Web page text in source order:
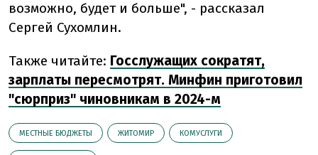
возможно, будет и больше", - рассказал
Сергей Сухомлин.
Также читайте: Госслужащих сократят,
зарплаты пересмотрят. Минфин приготовил
"сюрприз" чиновникам в 2024-м
МЕСТНЫЕ БЮДЖЕТЫ ЖИТОМИР КОМУСЛУГИ